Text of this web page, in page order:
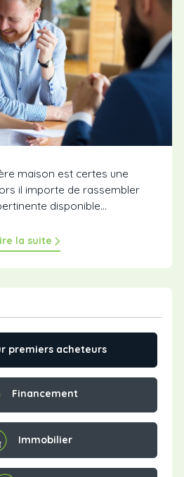
premiers acheteurs
Financement
Immobilier
maison est certes une
il importe de rassembler
disponible...
la suite